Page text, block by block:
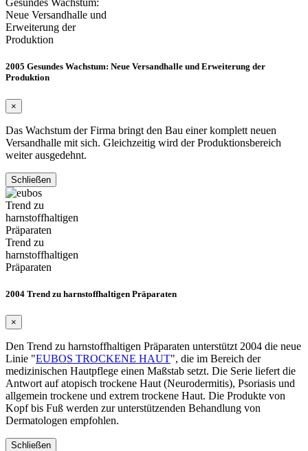
Gesundes Wachstum:
Neue Versandhalle und
Erweiterung der
Produktion
2005 Gesundes Wachstum: Neue Versandhalle und Erweiterung der
Produktion
×
Das Wachstum der Firma bringt den Bau einer komplett neuen
Versandhalle mit sich. Gleichzeitig wird der Produktionsbereich
weiter ausgedehnt.
Schließen
Trend zu
harnstoffhaltigen
Präparaten
Trend zu
harnstoffhaltigen
Präparaten
2004 Trend zu harnstoffhaltigen Präparaten
×
Den Trend zu harnstoffhaltigen Präparaten unterstützt 2004 die neue
Linie "EUBOS TROCKENE HAUT", die im Bereich der
medizinischen Hautpflege einen Maßstab setzt. Die Serie liefert die
Antwort auf atopisch trockene Haut (Neurodermitis), Psoriasis und
allgemein trockene und extrem trockene Haut. Die Produkte von
Kopf bis Fuß werden zur unterstützenden Behandlung von
Dermatologen empfohlen.
Schließen